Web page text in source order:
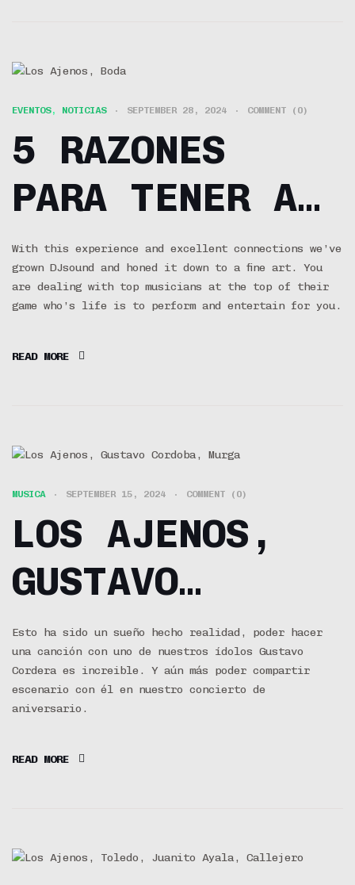
EVENTOS, NOTICIAS SEPTEMBER 28, 2024 COMMENT (0)
5 RAZONES
PARA TENER A
LOS AJENOS EN
MI BODA
With this experience and excellent connections we’ve
grown DJsound and honed it down to a fine art. You
are dealing with top musicians at the top of their
game who’s life is to perform and entertain for you.
READ MORE
MUSICA SEPTEMBER 15, 2024 COMMENT (0)
LOS AJENOS,
GUSTAVO
CORDERA –
MURGA
Esto ha sido un sueño hecho realidad, poder hacer
una canción con uno de nuestros ídolos Gustavo
Cordera es increible. Y aún más poder compartir
escenario con él en nuestro concierto de
aniversario.
READ MORE